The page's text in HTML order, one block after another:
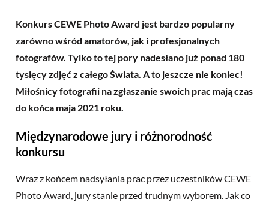
Konkurs CEWE Photo Award jest bardzo popularny
zarówno wśród amatorów, jak i profesjonalnych
fotografów. Tylko to tej pory nadesłano już ponad 180
tysięcy zdjęć z całego Świata. A to jeszcze nie koniec!
Miłośnicy fotografii na zgłaszanie swoich prac mają czas
do końca maja 2021 roku.
Międzynarodowe jury i różnorodność
konkursu
Wraz z końcem nadsyłania prac przez uczestników CEWE
Photo Award, jury stanie przed trudnym wyborem. Jak co